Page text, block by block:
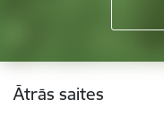
Kājene
Ātrās saites